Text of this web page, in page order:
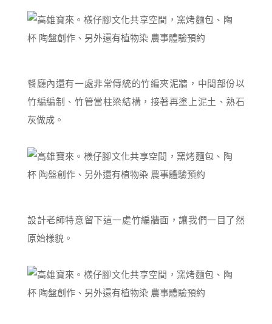
餐廳內還有一處非常傳統的竹編夾泥牆，中間部份以
竹編編制、竹管當柱梁結構，接著再塗上泥土、熟石
灰做成。
設計老師特意留下這一處竹編牆面，讓我們一目了然
原始樣貌。